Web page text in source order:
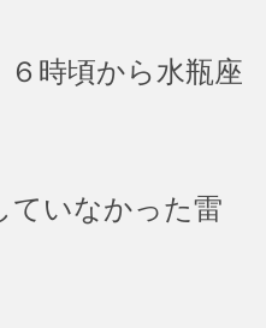
６時頃から水瓶座
ていなかった雷